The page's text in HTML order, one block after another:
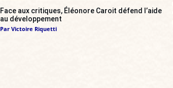
Face aux critiques, Éléonore Caroit défend l’aide
au développement
Par Victoire Riquetti